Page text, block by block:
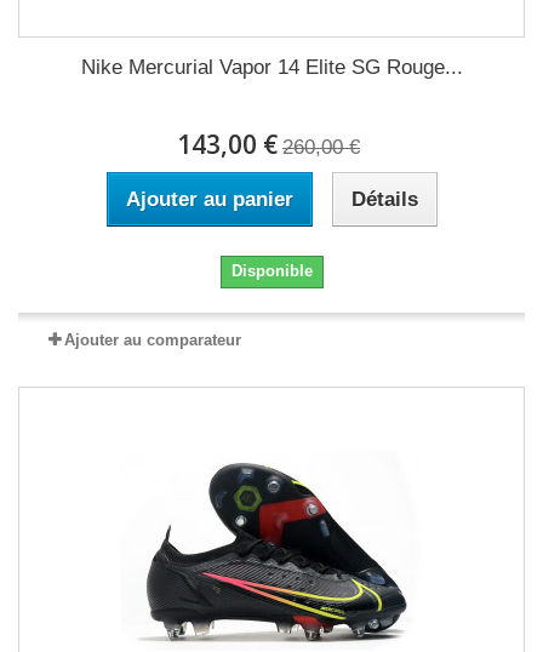
Nike Mercurial Vapor 14 Elite SG Rouge...
143,00 € 260,00 €
Ajouter au panier Détails
Disponible
Ajouter au comparateur